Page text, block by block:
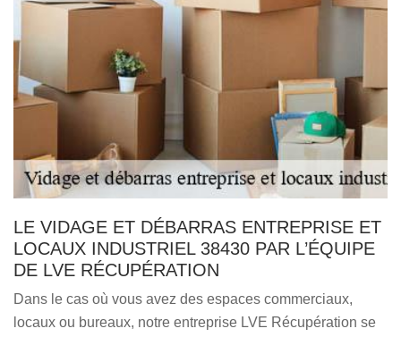
LE VIDAGE ET DÉBARRAS ENTREPRISE ET
LOCAUX INDUSTRIEL 38430 PAR L’ÉQUIPE
DE LVE RÉCUPÉRATION
Dans le cas où vous avez des espaces commerciaux,
locaux ou bureaux, notre entreprise LVE Récupération se